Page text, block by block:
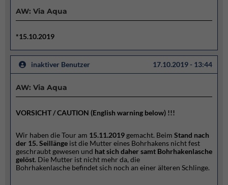
AW: Via Aqua
*15.10.2019
inaktiver Benutzer 17.10.2019 - 13:44
AW: Via Aqua
VORSICHT / CAUTION (English warning below) !!!
Wir haben die Tour am 15.11.2019 gemacht. Beim Stand nach
der 15. Seillänge ist die Mutter eines Bohrhakens nicht fest
geschraubt gewesen und hat sich daher samt Bohrhakenlasche
gelöst. Die Mutter ist nicht mehr da, die
Bohrhakenlasche befindet sich noch an einer älteren Schlinge.